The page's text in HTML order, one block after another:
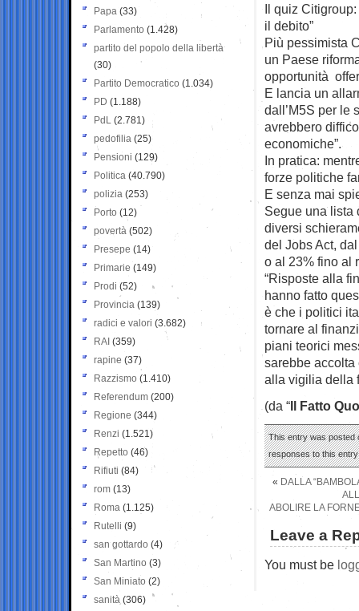
Il quiz
il debito”
Più pessimista
un Paese
opportunità
E lancia un
dall’M5S per le
avrebbero
economiche”.
In pratica:
forze politiche
E senza mai
Segue una lista
diversi
del Jobs Act,
o al 23% fino al
“Risposte alla
hanno fatto
è che i politici
tornare al
piani teorici
sarebbe
alla vigilia della
(da “Il Fatto
This entry was posted
responses to this
« DALLA
ABOLIRE LA
Leave a
You must be
Papa (33)
Parlamento (1.428)
partito del popolo della libertà
(30)
Partito Democratico (1.034)
PD (1.188)
PdL (2.781)
pedofilia (25)
Pensioni (129)
Politica (40.790)
polizia (253)
Porto (12)
povertà (502)
Presepe (14)
Primarie (149)
Prodi (52)
Provincia (139)
radici e valori (3.682)
RAI (359)
rapine (37)
Razzismo (1.410)
Referendum (200)
Regione (344)
Renzi (1.521)
Repetto (46)
Rifiuti (84)
rom (13)
Roma (1.125)
Rutelli (9)
san gottardo (4)
San Martino (3)
San Miniato (2)
sanità (306)